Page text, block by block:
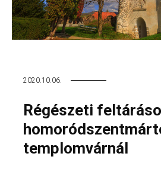
2020.10.06.
Régészeti
templomvárnál